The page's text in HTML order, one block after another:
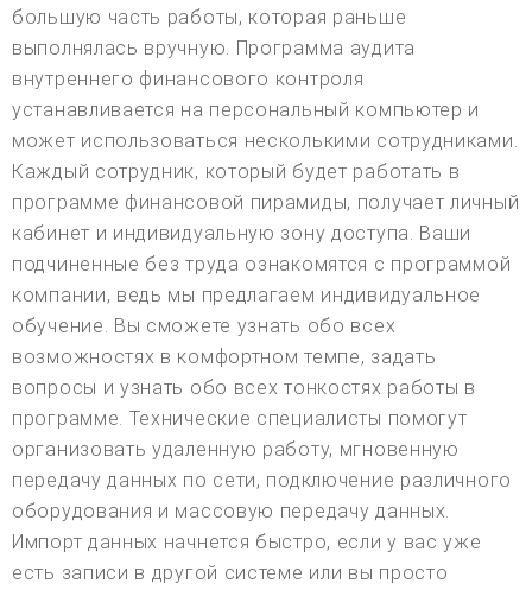
большую часть работы, которая раньше
выполнялась вручную. Программа аудита
внутреннего финансового контроля
устанавливается на персональный компьютер и
может использоваться несколькими сотрудниками.
Каждый сотрудник, который будет работать в
программе финансовой пирамиды, получает личный
кабинет и индивидуальную зону доступа. Ваши
подчиненные без труда ознакомятся с программой
компании, ведь мы предлагаем индивидуальное
обучение. Вы сможете узнать обо всех
возможностях в комфортном темпе, задать
вопросы и узнать обо всех тонкостях работы в
программе. Технические специалисты помогут
организовать удаленную работу, мгновенную
передачу данных по сети, подключение различного
оборудования и массовую передачу данных.
Импорт данных начнется быстро, если у вас уже
есть записи в другой системе или вы просто